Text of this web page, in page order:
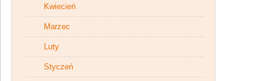
Kwiecień
Marzec
Luty
Styczeń